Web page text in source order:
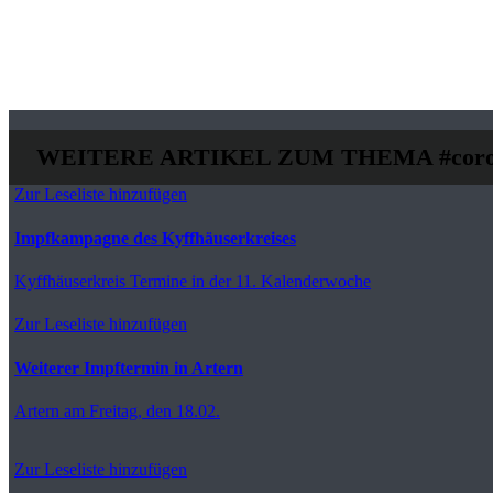
WEITERE ARTIKEL ZUM THEMA
Zur Leseliste hinzufügen
Impfkampagne des Kyffhäuserkreises
Kyffhäuserkreis Termine in der 11. Kalenderwoche
Zur Leseliste hinzufügen
Weiterer Impftermin in Artern
Artern am Freitag, den 18.02.
Zur Leseliste hinzufügen